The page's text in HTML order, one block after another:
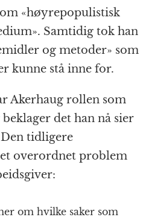
«høyrepopulistisk
Samtidig tok han
og metoder» som
kunne stå inne for.
Akerhaug rollen som
det han nå sier
tidligere
et overordnet problem
om hvilke saker som